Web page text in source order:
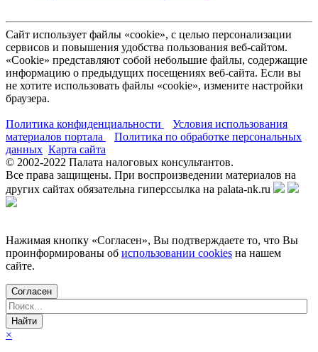
Сайт использует файлы «cookie», с целью персонализации
сервисов и повышения удобства пользования веб-сайтом.
«Cookie» представляют собой небольшие файлы, содержащие
информацию о предыдущих посещениях веб-сайта. Если вы
не хотите использовать файлы «cookie», измените настройки
браузера.
Политика конфиденциальности
Условия использования
материалов портала
Политика по обработке персональных
данных Карта сайта
© 2002-2022 Палата налоговых консультантов.
Все права защищены. При воспроизведении материалов на
других сайтах обязательна гиперссылка на palata-nk.ru
Нажимая кнопку «Согласен», Вы подтверждаете то, что Вы
проинформированы об использовании cookies на нашем
сайте.
Согласен
×